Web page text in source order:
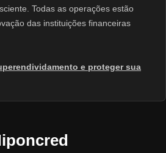
Todas as operações estão
das instituições financeiras
e proteger sua